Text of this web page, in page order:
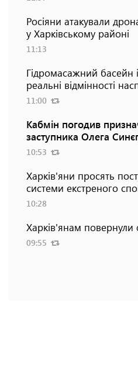
Росіяни атакували
у Харківському районі
11:13
Гідромасажний басейн
реальні відмінності
11:00
Кабмін погодив
заступника Олега
10:53
Харків'яни просять
системи екстреного
10:28
Харків'янам повернули
09:55